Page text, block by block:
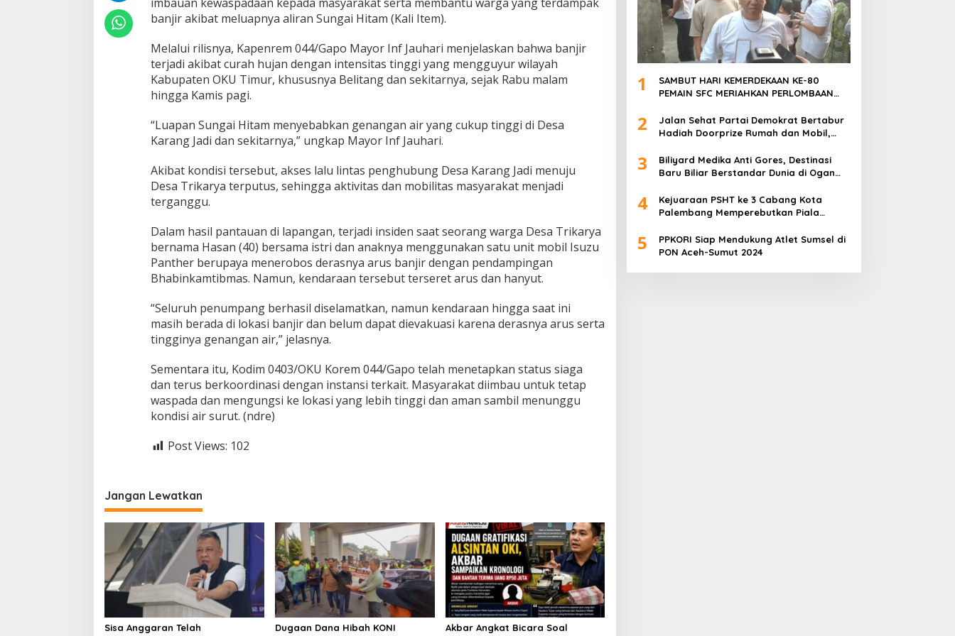
banjir akibat meluapnya aliran Sungai Hitam (Kali Item).
Melalui rilisnya, Kapenrem 044/Gapo Mayor Inf Jauhari menjelaskan bahwa banjir
terjadi akibat curah hujan dengan intensitas tinggi yang mengguyur wilayah
Kabupaten OKU Timur, khususnya Belitang dan sekitarnya, sejak Rabu malam
hingga Kamis pagi.
“Luapan Sungai Hitam menyebabkan genangan air yang cukup tinggi di Desa
Karang Jadi dan sekitarnya,” ungkap Mayor Inf Jauhari.
Akibat kondisi tersebut, akses lalu lintas penghubung Desa Karang Jadi menuju
Desa Trikarya terputus, sehingga aktivitas dan mobilitas masyarakat menjadi
terganggu.
Dalam hasil pantauan di lapangan, terjadi insiden saat seorang warga Desa Trikarya
bernama Hasan (40) bersama istri dan anaknya menggunakan satu unit mobil Isuzu
Panther berupaya menerobos derasnya arus banjir dengan pendampingan
Bhabinkamtibmas. Namun, kendaraan tersebut terseret arus dan hanyut.
“Seluruh penumpang berhasil diselamatkan, namun kendaraan hingga saat ini
masih berada di lokasi banjir dan belum dapat dievakuasi karena derasnya arus serta
tingginya genangan air,” jelasnya.
Sementara itu, Kodim 0403/OKU Korem 044/Gapo telah menetapkan status siaga
dan terus berkoordinasi dengan instansi terkait. Masyarakat diimbau untuk tetap
waspada dan mengungsi ke lokasi yang lebih tinggi dan aman sambil menunggu
kondisi air surut. (ndre)
Post Views: 102
Jangan Lewatkan
Sisa Anggaran Telah
Dugaan Dana Hibah KONI
Akbar Angkat Bicara Soal
1
SAMBUT HARI KEMERDEKAAN KE-80
PEMAIN SFC MERIAHKAN PERLOMBAAN
2
Jalan Sehat Partai Demokrat Bertabur
Hadiah Doorprize Rumah dan Mobil,
3
Biliyard Medika Anti Gores, Destinasi
Baru Biliar Berstandar Dunia di Ogan
4
Kejuaraan PSHT ke 3 Cabang Kota
Palembang Memperebutkan Piala
5
PPKORI Siap Mendukung Atlet Sumsel di
PON Aceh-Sumut 2024